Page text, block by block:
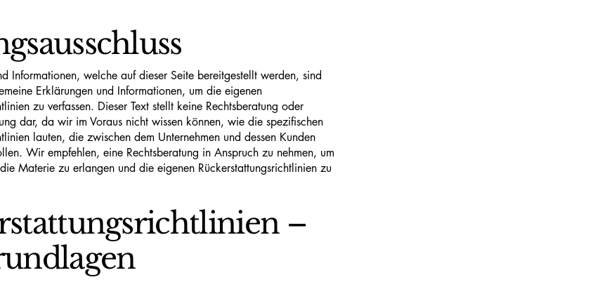
Informationen, welche auf dieser Seite bereitgestellt werden, sind
Erklärungen und Informationen, um die eigenen
zu verfassen. Dieser Text stellt keine Rechtsberatung oder
dar, da wir im Voraus nicht wissen können, wie die spezifischen
lauten, die zwischen dem Unternehmen und dessen Kunden
Wir empfehlen, eine Rechtsberatung in Anspruch zu nehmen, um
Materie zu erlangen und die eigenen Rückerstattungsrichtlinien zu
–